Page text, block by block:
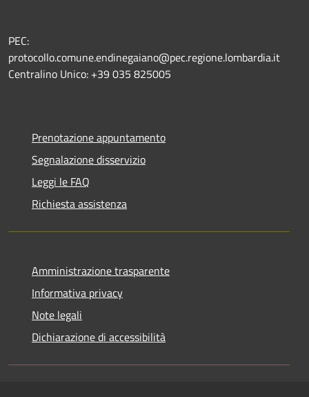
PEC:
protocollo.comune.endinegaiano@pec.regione.lombardia.it
Centralino Unico: +39 035 825005
Prenotazione appuntamento
Segnalazione disservizio
Leggi le FAQ
Richiesta assistenza
Amministrazione trasparente
Informativa privacy
Note legali
Dichiarazione di accessibilità